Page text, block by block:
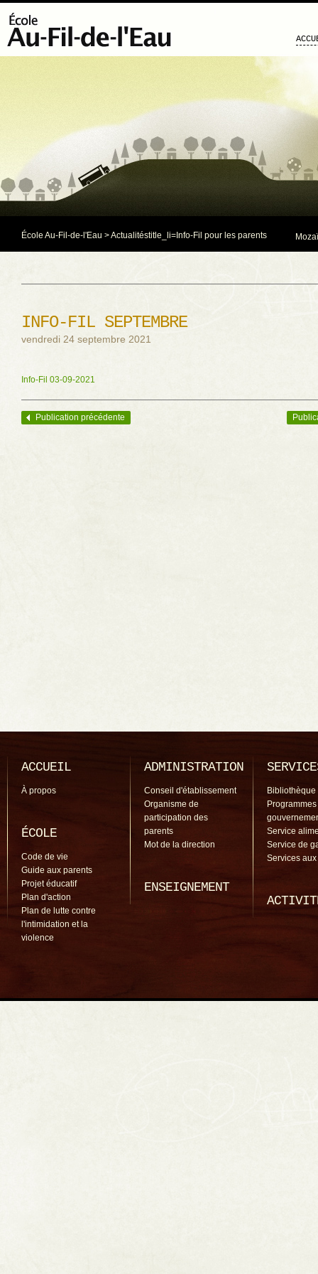
École Au-Fil-de-l'Eau >Actualitéstitle_li= Info-Fil pour les parents
INFO-FIL SEPTEMBRE
vendredi 24 septembre 2021
Info-Fil 03-09-2021
Navigation des articles
Publication précédente
ACCUEIL
À propos
ÉCOLE
Code de vie
Guide aux parents
Projet éducatif
Plan d'action
Plan de lutte contre
l'intimidation et la
violence
ADMINISTRATION
Conseil d'établissement
Organisme de
participation des
parents
Mot de la direction
ENSEIGNEMENT
Bibliothèque
Programmes
Service
Service de
Services